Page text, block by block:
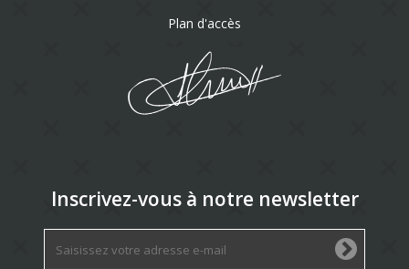
Plan d'accès
Inscrivez-vous à notre newsletter